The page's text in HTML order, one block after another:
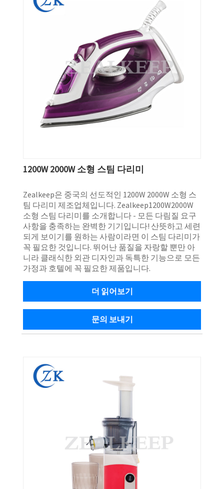
1200W 2000W 소형 스팀 다리미
Zealkeep은 중국의 선도적인 1200W 2000W 소형 스
팀 다리미 제조업체입니다. Zealkeep1200W2000W
소형 스팀 다리미를 소개합니다 - 모든 다림질 요구
사항을 충족하는 완벽한 기기입니다! 산뜻하고 세련
되게 보이기를 원하는 사람이라면 이 스팀 다리미가
꼭 필요한 것입니다. 뛰어난 품질을 자랑할 뿐만 아
니라 클래식한 외관 디자인과 독특한 기능으로 모든
가정과 호텔에 꼭 필요한 제품입니다.
더 읽어보기
문의 보내기